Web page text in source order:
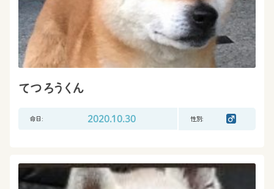
てつろうくん
命日: 2020.10.30 性別: